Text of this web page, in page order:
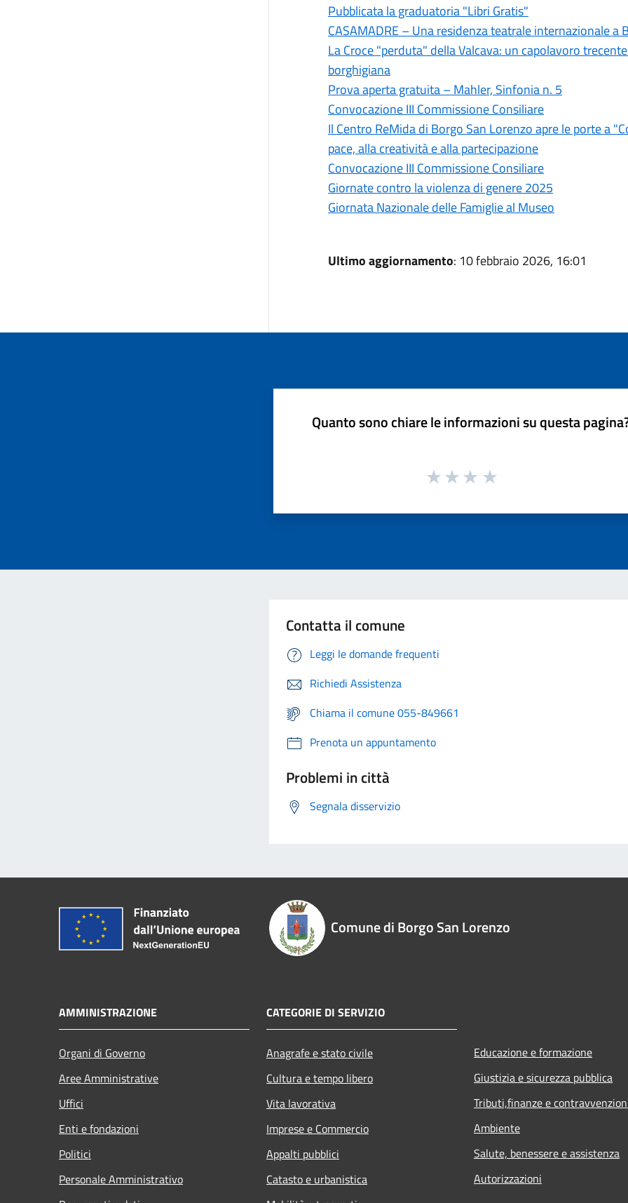
Pubblicata la graduatoria "Libri Gratis"
CASAMADRE – Una residenza teatrale internazionale a
La Croce "perduta" della Valcava: un capolavoro
borghigiana
Prova aperta gratuita – Mahler, Sinfonia n. 5
Convocazione III Commissione Consiliare
Il Centro ReMida di Borgo San Lorenzo apre le porte a
pace, alla creatività e alla partecipazione
Convocazione III Commissione Consiliare
Giornate contro la violenza di genere 2025
Giornata Nazionale delle Famiglie al Museo
Ultimo aggiornamento: 10 febbraio 2026, 16:01
Quanto sono chiare le informazioni su questa
Contatta il comune
Leggi le domande frequenti
Richiedi Assistenza
Chiama il comune 055-849661
Prenota un appuntamento
Problemi in città
Segnala disservizio
Comune di Borgo San Lorenzo
AMMINISTRAZIONE
Organi di Governo
Aree Amministrative
Uffici
Enti e fondazioni
Politici
Personale Amministrativo
CATEGORIE DI SERVIZIO
Anagrafe e stato civile
Cultura e tempo libero
Vita lavorativa
Imprese e Commercio
Appalti pubblici
Catasto e urbanistica
Educazione e formazione
Giustizia e sicurezza pubblica
Tributi,finanze e
Ambiente
Salute, benessere e assistenza
Autorizzazioni